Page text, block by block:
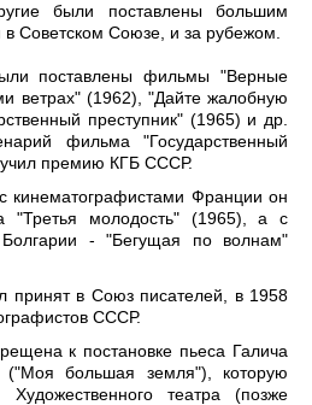
были поставлены большим
в Советском Союзе, и за рубежом.
поставлены фильмы "Верные
ветрах" (1962), "Дайте жалобную
преступник" (1965) и др.
фильма "Государственный
премию КГБ СССР.
кинематографистами Франции он
"Третья молодость" (1965), а с
Болгарии - "Бегущая по волнам"
принят в Союз писателей, в 1958
СССР.
к постановке пьеса Галича
("Моя большая земля"), которую
Художественного театра (позже